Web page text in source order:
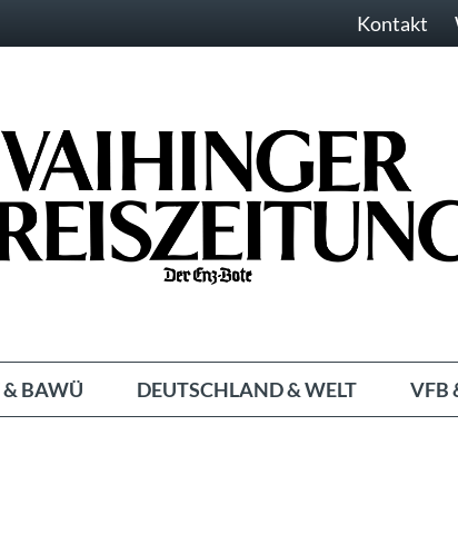
Kontakt
& BAWÜ DEUTSCHLAND & WELT VFB